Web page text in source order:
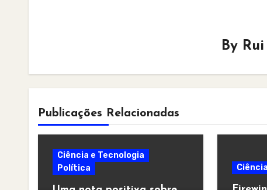
By
Publicações Relacionadas
Ciência e Tecnologia
Política